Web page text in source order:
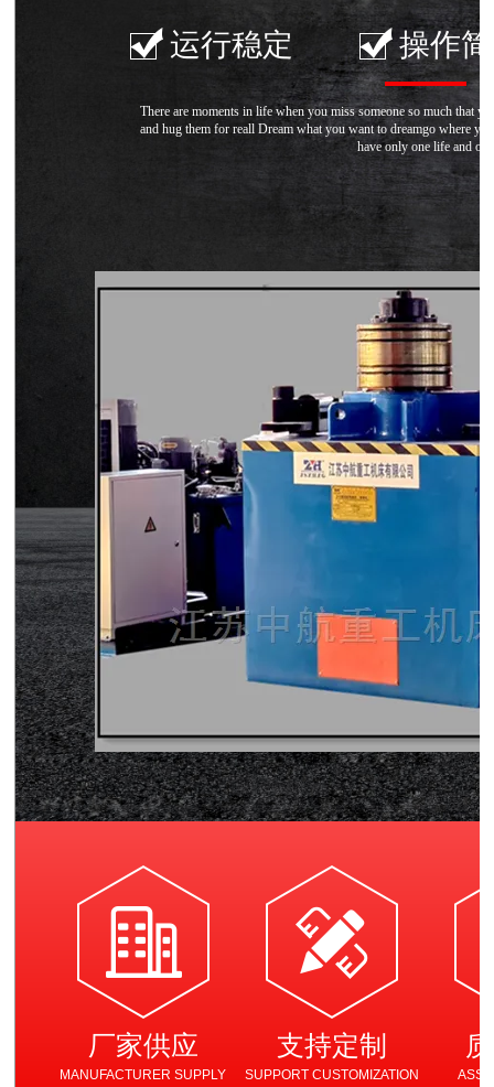
大型卷板机厂家供应 四辊液压卷板设备
U形弯弧机 椭圆形弯滚机 弹簧型滚圆机
运行稳定 操作
There are moments in life when you miss someone so much that
and hug them for reall Dream what you want to dreamgo where
have only one life and one
厂家供应
MANUFACTURER SUPPLY
支持定制
SUPPORT CUSTOMIZATION